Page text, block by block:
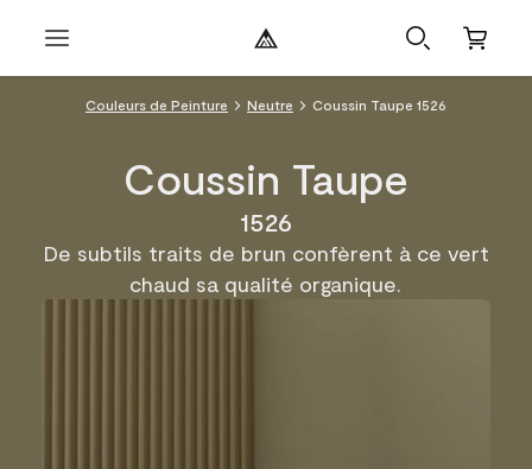
Couleurs de Peinture Neutre Coussin Taupe 1526
Coussin Taupe
1526
De subtils traits de brun confèrent à ce vert
chaud sa qualité organique.